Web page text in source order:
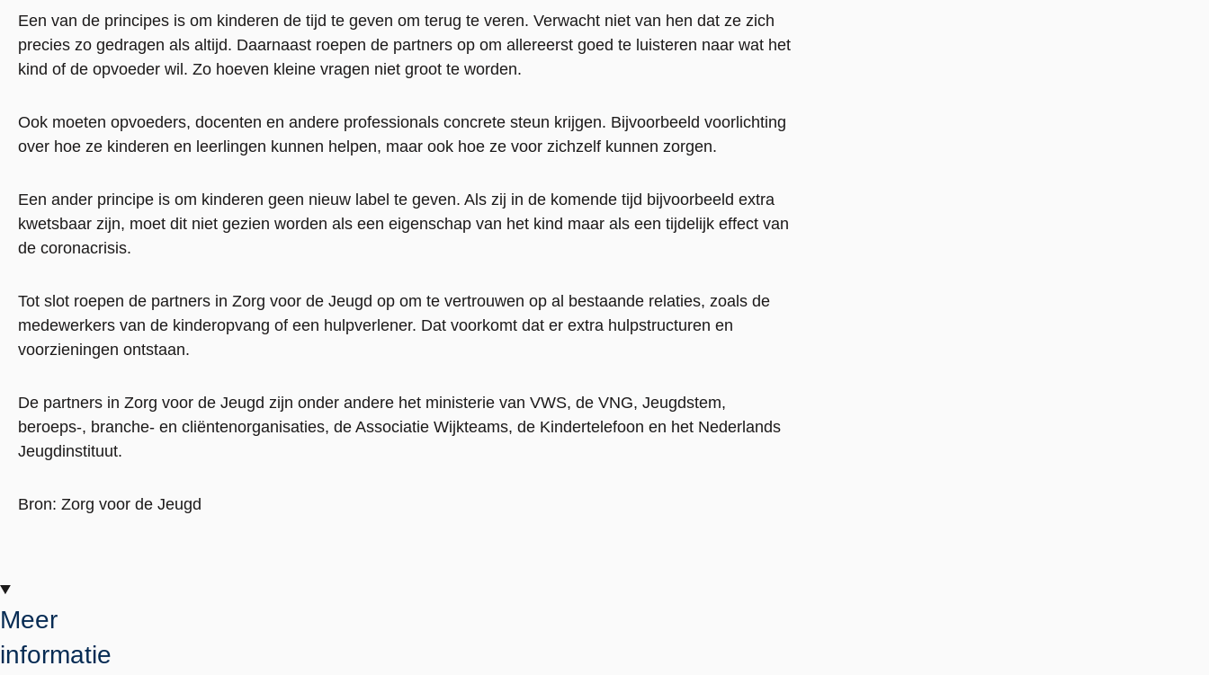
Een van de principes is om kinderen de tijd te geven om terug te veren. Verwacht niet van hen dat ze zich
precies zo gedragen als altijd. Daarnaast roepen de partners op om allereerst goed te luisteren naar wat het
kind of de opvoeder wil. Zo hoeven kleine vragen niet groot te worden.
Ook moeten opvoeders, docenten en andere professionals concrete steun krijgen. Bijvoorbeeld voorlichting
over hoe ze kinderen en leerlingen kunnen helpen, maar ook hoe ze voor zichzelf kunnen zorgen.
Een ander principe is om kinderen geen nieuw label te geven. Als zij in de komende tijd bijvoorbeeld extra
kwetsbaar zijn, moet dit niet gezien worden als een eigenschap van het kind maar als een tijdelijk effect van
de coronacrisis.
Tot slot roepen de partners in Zorg voor de Jeugd op om te vertrouwen op al bestaande relaties, zoals de
medewerkers van de kinderopvang of een hulpverlener. Dat voorkomt dat er extra hulpstructuren en
voorzieningen ontstaan.
De partners in Zorg voor de Jeugd zijn onder andere het ministerie van VWS, de VNG, Jeugdstem,
beroeps-, branche- en cliëntenorganisaties, de Associatie Wijkteams, de Kindertelefoon en het Nederlands
Jeugdinstituut.
Bron: Zorg voor de Jeugd
Meer
informatie